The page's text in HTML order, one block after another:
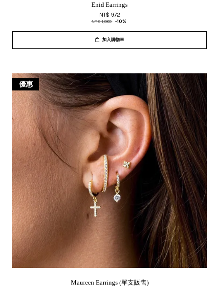
Enid Earrings
NT$ 972
NT$ 1,080 -10%
加入購物車
優惠
Maureen Earrings (單支販售)